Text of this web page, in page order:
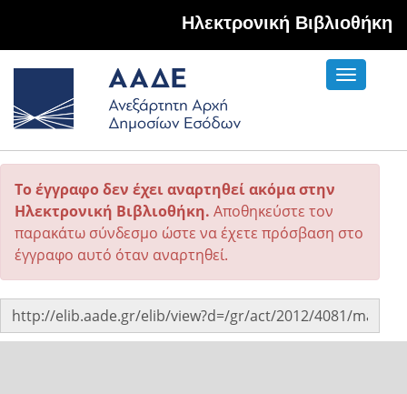
Hλεκτρονική Βιβλιοθήκη
Toggle
Το έγγραφο δεν έχει αναρτηθεί ακόμα στην
Ηλεκτρονική Βιβλιοθήκη. Αποθηκεύστε τον
παρακάτω σύνδεσμο ώστε να έχετε πρόσβαση στο
έγγραφο αυτό όταν αναρτηθεί.